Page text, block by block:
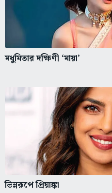
মধুমিতার দক্ষিণী ‘মায়া’
ভিন্নরূপে প্রিয়াঙ্কা